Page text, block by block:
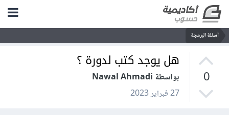
أسئلة البرمجة
0
هل يوجد كتب لدورة ؟
بواسطة Nawal Ahmadi
27 فبراير 2023